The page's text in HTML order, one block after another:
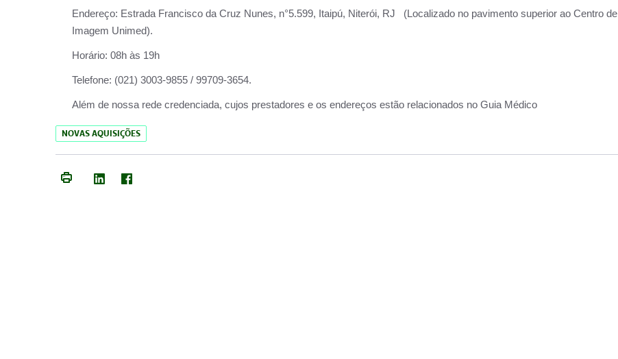
Endereço: Estrada Francisco da Cruz Nunes, n°5.599, Itaipú, Niterói, RJ (Localizado no pavimento superior ao Centro de
Imagem Unimed).
Horário: 08h às 19h
Telefone: (021) 3003-9855 / 99709-3654.
Além de nossa rede credenciada, cujos prestadores e os endereços estão relacionados no Guia Médico
NOVAS AQUISIÇÕES